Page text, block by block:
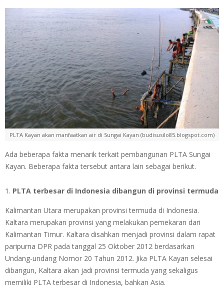
PLTA Kayan akan manfaatkan air di Sungai Kayan (budisusilo85.blogspot.com)
Ada beberapa fakta menarik terkait pembangunan PLTA Sungai
Kayan. Beberapa fakta tersebut antara lain sebagai berikut.
PLTA terbesar di Indonesia dibangun di provinsi termuda
Kalimantan Utara merupakan provinsi termuda di Indonesia.
Kaltara merupakan provinsi yang melakukan pemekaran dari
Kalimantan Timur. Kaltara disahkan menjadi provinsi dalam rapat
paripurna DPR pada tanggal 25 Oktober 2012 berdasarkan
Undang-undang Nomor 20 Tahun 2012. Jika PLTA Kayan selesai
dibangun, Kaltara akan jadi provinsi termuda yang sekaligus
memiliki PLTA terbesar di Indonesia, bahkan Asia.